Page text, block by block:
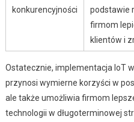
konkurencyjności
podstawie
firmom
klientów i
Ostatecznie, implementacja IoT
przynosi wymierne korzyści w
ale także umożliwia firmom
technologii w długoterminowej